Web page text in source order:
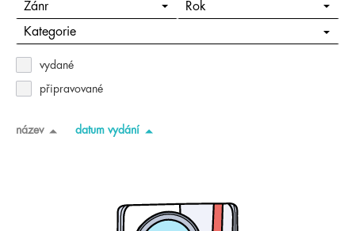
Žánr Rok
Kategorie
vydané
připravované
název datum vydání